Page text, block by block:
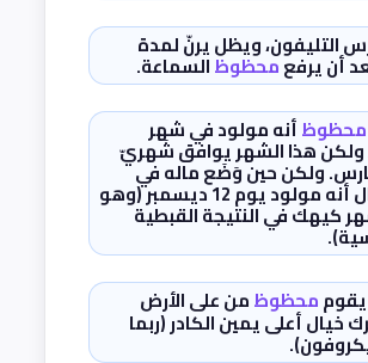
التليفون، ويظل يرنّ لمدة
أن يرفعمحظوظالسماعة.
محظوظأنه مولود في شهر
ولكن هذا الشهر يوافق شَهريّ
ولكن حين وَضَع ماله في
القمار، قال أنه مولود يوم 12 ديسمبر (وهو
كيهك في النتيجة القبطية
محظوظمن على الأرض
خيال أعلى يمين الكادر (ربما